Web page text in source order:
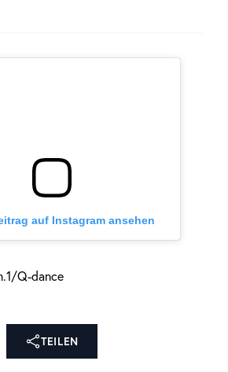
auf Instagram ansehen
Q-dance
TEILEN